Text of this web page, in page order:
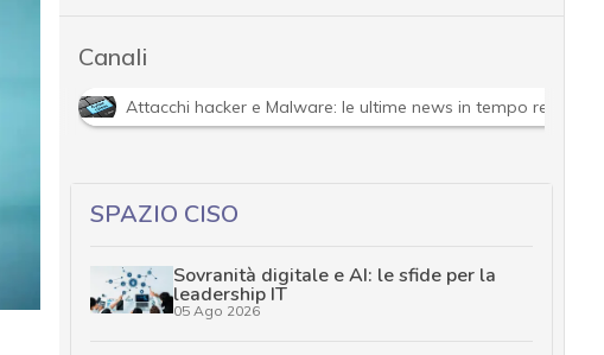
Canali
Attacchi hacker e Malware: le ultime news in tempo reale e
SPAZIO CISO
Sovranità digitale e AI: le sfide per la
leadership IT
05 Ago 2026